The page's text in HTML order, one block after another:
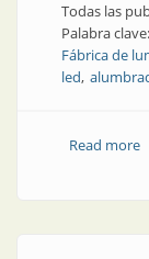
Todas las
Palabra clave:
Fábrica de
led
Read more